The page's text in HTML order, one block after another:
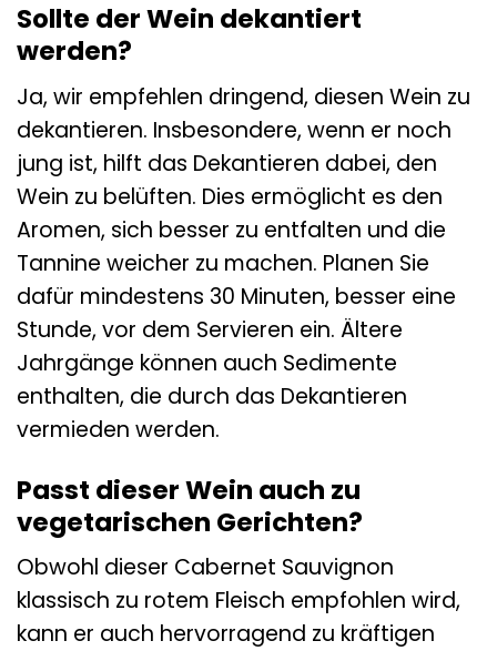
Sollte der Wein dekantiert
werden?
Ja, wir empfehlen dringend, diesen Wein zu
dekantieren. Insbesondere, wenn er noch
jung ist, hilft das Dekantieren dabei, den
Wein zu belüften. Dies ermöglicht es den
Aromen, sich besser zu entfalten und die
Tannine weicher zu machen. Planen Sie
dafür mindestens 30 Minuten, besser eine
Stunde, vor dem Servieren ein. Ältere
Jahrgänge können auch Sedimente
enthalten, die durch das Dekantieren
vermieden werden.
Passt dieser Wein auch zu
vegetarischen Gerichten?
Obwohl dieser Cabernet Sauvignon
klassisch zu rotem Fleisch empfohlen wird,
kann er auch hervorragend zu kräftigen